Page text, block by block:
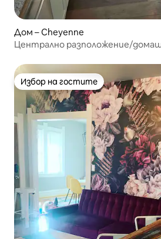
Дом – Cheyenne
Централно разположение/
Избор на гостите
Избор на гостите